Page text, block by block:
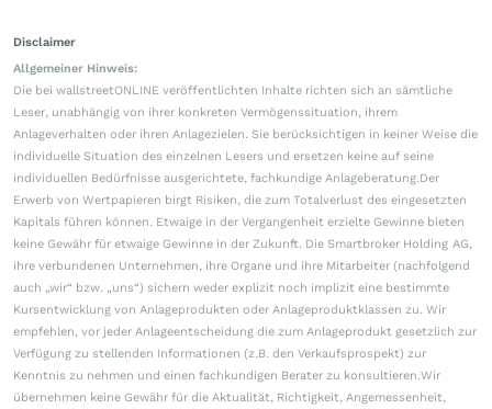
Disclaimer
Allgemeiner Hinweis:
Die bei wallstreetONLINE veröffentlichten Inhalte richten sich an sämtliche
Leser, unabhängig von ihrer konkreten Vermögenssituation, ihrem
Anlageverhalten oder ihren Anlagezielen. Sie berücksichtigen in keiner Weise die
individuelle Situation des einzelnen Lesers und ersetzen keine auf seine
individuellen Bedürfnisse ausgerichtete, fachkundige Anlageberatung.Der
Erwerb von Wertpapieren birgt Risiken, die zum Totalverlust des eingesetzten
Kapitals führen können. Etwaige in der Vergangenheit erzielte Gewinne bieten
keine Gewähr für etwaige Gewinne in der Zukunft. Die Smartbroker Holding AG,
ihre verbundenen Unternehmen, ihre Organe und ihre Mitarbeiter (nachfolgend
auch „wir“ bzw. „uns“) sichern weder explizit noch implizit eine bestimmte
Kursentwicklung von Anlageprodukten oder Anlageproduktklassen zu. Wir
empfehlen, vor jeder Anlageentscheidung die zum Anlageprodukt gesetzlich zur
Verfügung zu stellenden Informationen (z.B. den Verkaufsprospekt) zur
Kenntnis zu nehmen und einen fachkundigen Berater zu konsultieren.Wir
übernehmen keine Gewähr für die Aktualität, Richtigkeit, Angemessenheit,